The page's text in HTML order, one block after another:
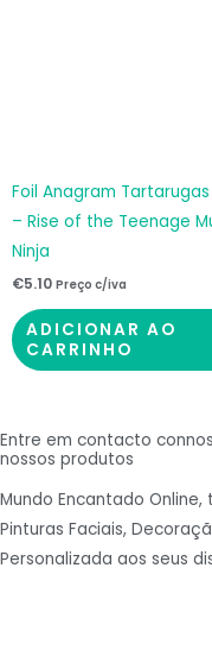
Foil Anagram Tartarugas
– Rise of the Teenage
Ninja
€5.10 Preço c/iva
ADICIONAR AO
CARRINHO
Entre em contacto
nossos produtos
Mundo Encantado
Pinturas Faciais,
Personalizada aos seus